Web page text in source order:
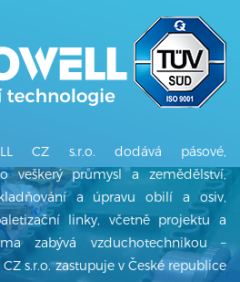
CZ s.r.o. dodává pásové,
veškerý průmysl a zemědělství,
a úpravu obilí a osiv,
linky, včetně projektu a
zabývá vzduchotechnikou –
s.r.o. zastupuje v České republice